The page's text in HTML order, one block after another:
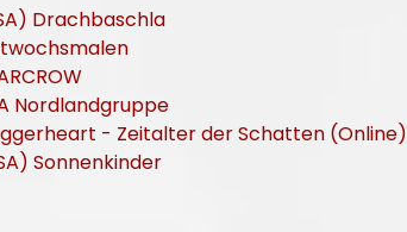
Drachbaschla
Nordlandgruppe
- Zeitalter der Schatten (Online)
Sonnenkinder